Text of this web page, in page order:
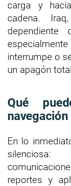
carga y
cadena.
interrumpe o
un apagón
Qué
En lo
reportes y